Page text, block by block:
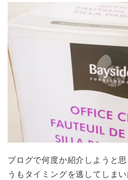
ブログで何度か紹介しようと
うもタイミングを逃してしま